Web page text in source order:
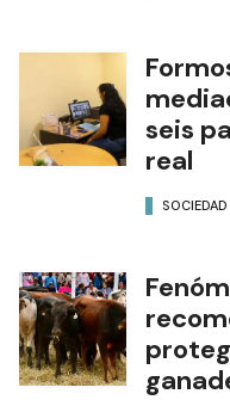
seis
real
SOCIEDAD